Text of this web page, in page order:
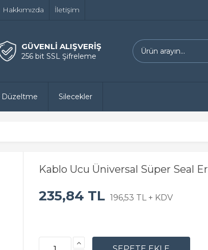
Hakkımızda İletişim
GÜVENLİ ALIŞVERİŞ
256 bit SSL Şifreleme
Düzeltme Silecekler
Kablo Ucu Üniversal Süper Seal
235,84 TL 196,53 TL + KDV